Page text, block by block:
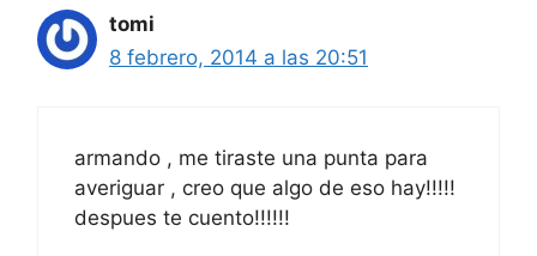
tomi
8 febrero, 2014 a las 20:51
armando , me tiraste una punta para
averiguar , creo que algo de eso hay!!!!!
despues te cuento!!!!!!